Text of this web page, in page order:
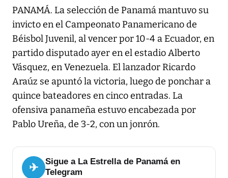
PANAMÁ. La selección de Panamá mantuvo su
invicto en el Campeonato Panamericano de
Béisbol Juvenil, al vencer por 10-4 a Ecuador, en
partido disputado ayer en el estadio Alberto
Vásquez, en Venezuela. El lanzador Ricardo
Araúz se apuntó la victoria, luego de ponchar a
quince bateadores en cinco entradas. La
ofensiva panameña estuvo encabezada por
Pablo Ureña, de 3-2, con un jonrón.
✈
Sigue a La Estrella de Panamá en
Telegram